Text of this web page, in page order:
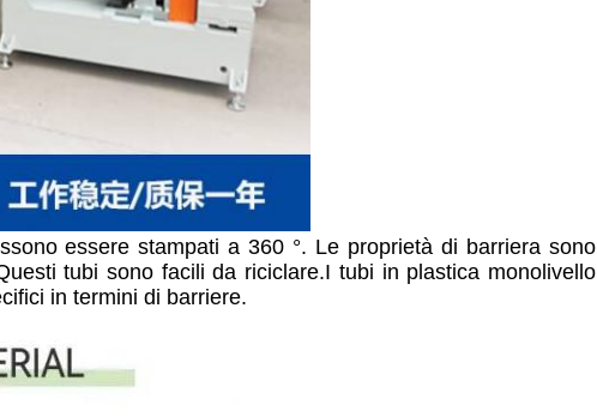
essere stampati a 360 °. Le proprietà di barriera sono
tubi sono facili da riciclare.I tubi in plastica monolivello
in termini di barriere.